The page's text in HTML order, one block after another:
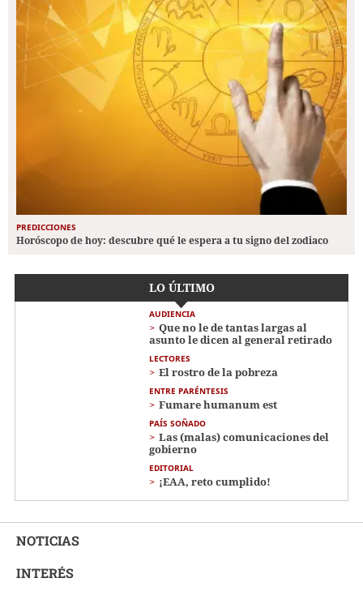
PREDICCIONES
Horóscopo de hoy: descubre qué le espera a tu signo del zodiaco
LO ÚLTIMO
AUDIENCIA
Que no le de tantas largas al
asunto le dicen al general retirado
LECTORES
El rostro de la pobreza
ENTRE PARÉNTESIS
Fumare humanum est
PAÍS SOÑADO
Las (malas) comunicaciones del
gobierno
EDITORIAL
¡EAA, reto cumplido!
NOTICIAS
INTERÉS